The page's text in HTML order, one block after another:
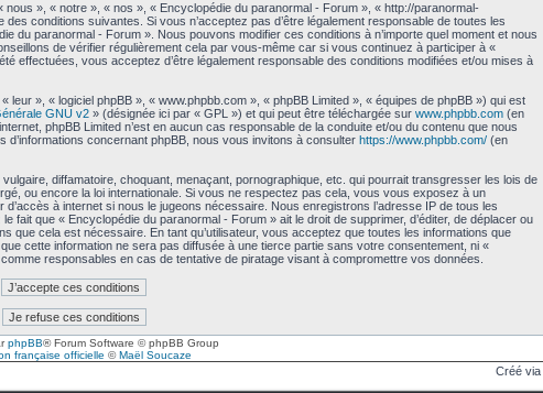
», « notre », « nos », « Encyclopédie du paranormal - Forum », « http://paranormal-
conditions suivantes. Si vous n’acceptez pas d’être légalement responsable de toutes les
du paranormal - Forum ». Nous pouvons modifier ces conditions à n’importe quel moment et nous
de vérifier régulièrement cela par vous-même car si vous continuez à participer à «
effectuées, vous acceptez d’être légalement responsable des conditions modifiées et/ou mises à
», « logiciel phpBB », « www.phpbb.com », « phpBB Limited », « équipes de phpBB ») qui est
GNU v2 » (désignée ici par « GPL ») et qui peut être téléchargée sur www.phpbb.com (en
phpBB Limited n’est en aucun cas responsable de la conduite et/ou du contenu que nous
concernant phpBB, nous vous invitons à consulter https://www.phpbb.com/ (en
diffamatoire, choquant, menaçant, pornographique, etc. qui pourrait transgresser les lois de
ou encore la loi internationale. Si vous ne respectez pas cela, vous vous exposez à un
à internet si nous le jugeons nécessaire. Nous enregistrons l’adresse IP de tous les
fait que « Encyclopédie du paranormal - Forum » ait le droit de supprimer, d’éditer, de déplacer ou
que cela est nécessaire. En tant qu’utilisateur, vous acceptez que toutes les informations que
cette information ne sera pas diffusée à une tierce partie sans votre consentement, ni «
responsables en cas de tentative de piratage visant à compromettre vos données.
phpBB® Forum Software © phpBB Group
française officielle ©Maël Soucaze
Créé via